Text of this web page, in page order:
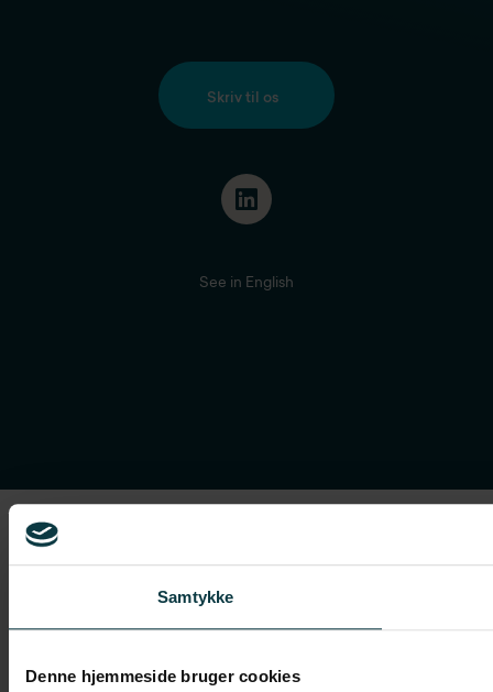
Samtykke
Denne hjemmeside bruger cookies
Skriv til os
See in English